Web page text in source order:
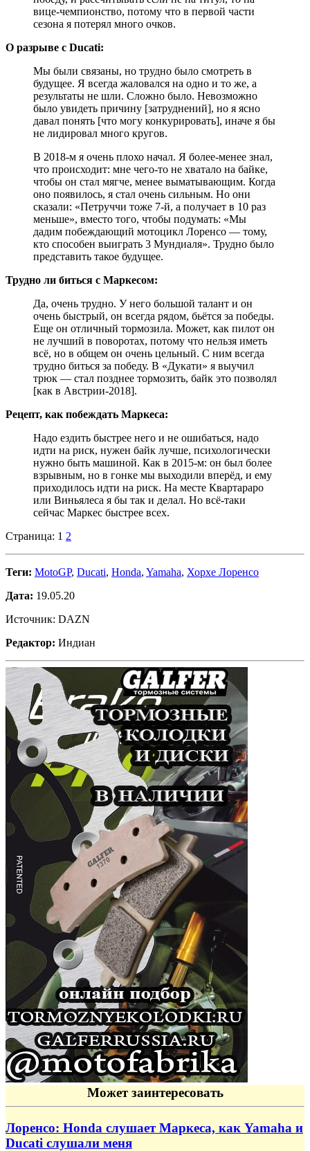
вице-чемпионство, потому что в первой части
сезона я потерял много очков.
О разрыве с Ducati:
Мы были связаны, но трудно было смотреть в
будущее. Я всегда жаловался на одно и то же, а
результаты не шли. Сложно было. Невозможно
было увидеть причину [затруднений], но я ясно
давал понять [что могу конкурировать], иначе я бы
не лидировал много кругов.
В 2018-м я очень плохо начал. Я более-менее знал,
что происходит: мне чего-то не хватало на байке,
чтобы он стал мягче, менее выматывающим. Когда
оно появилось, я стал очень сильным. Но они
сказали: «Петруччи тоже 7-й, а получает в 10 раз
меньше», вместо того, чтобы подумать: «Мы
дадим побеждающий мотоцикл Лоренсо — тому,
кто способен выиграть 3 Мундиаля». Трудно было
представить такое будущее.
Трудно ли биться с Маркесом:
Да, очень трудно. У него большой талант и он
очень быстрый, он всегда рядом, бьётся за победы.
Еще он отличный тормозила. Может, как пилот он
не лучший в поворотах, потому что нельзя иметь
всё, но в общем он очень цельный. С ним всегда
трудно биться за победу. В «Дукати» я выучил
трюк — стал позднее тормозить, байк это позволял
[как в Австрии-2018].
Рецепт, как побеждать Маркеса:
Надо ездить быстрее него и не ошибаться, надо
идти на риск, нужен байк лучше, психологически
нужно быть машиной. Как в 2015-м: он был более
взрывным, но в гонке мы выходили вперёд, и ему
приходилось идти на риск. На месте Квартараро
или Виньялеса я бы так и делал. Но всё-таки
сейчас Маркес быстрее всех.
Страница: 1 2
Теги: MotoGP, Ducati, Honda, Yamaha, Хорхе Лоренсо
Дата: 19.05.20
Источник: DAZN
Редактор: Индиан
Может заинтересовать
Лоренсо: Honda слушает Маркеса, как Yamaha и
Ducati слушали меня